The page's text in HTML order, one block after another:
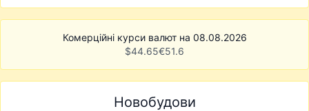
Комерційні курси валют на 08.08.2026
$44.65€51.6
Новобудови